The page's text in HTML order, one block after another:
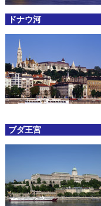
ドナウ河
ブダ王宮